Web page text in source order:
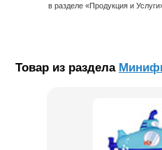
в разделе «Продукция и
Товар из раздела